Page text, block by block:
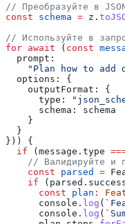
// Преобразуйте в
const schema = z .
// Используйте в
for await ( const
  prompt:
"Plan how to add
  options:
{
    outputFormat:
{
      type:
      schema:
schema
    }
  }
})) {
  if
( message . type
// Валидируйте и
    const
parsed =
    if
( parsed .
      const
plan :
      console
. log (
      console
. log (